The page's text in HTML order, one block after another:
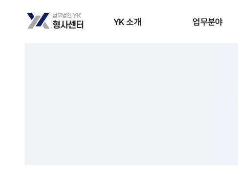
YK 소개 업무분야